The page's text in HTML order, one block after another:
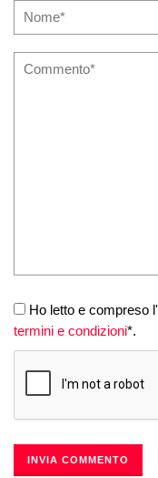
Ho letto e compreso l'
termini e condizioni*.